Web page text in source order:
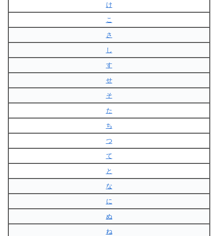
け
こ
さ
し
す
せ
そ
た
ち
つ
て
と
な
に
ぬ
ね